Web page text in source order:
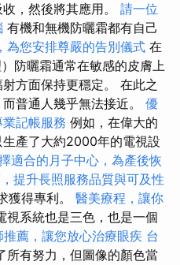
，然後將其應用。 請一位
有機和無機防曬霜都有自己
為您安排尊嚴的告別儀式 在
防曬霜通常在敏感的皮膚上
方面保持更穩定。 在此之
普通人幾乎無法接近。 優
記帳服務 例如，在偉大的
產了大約2000年的電視設
適合的月子中心，為產後恢
提升長照服務品質與可及性
得專利。 醫美療程，讓你
視系統也是三色，也是一個
薦，讓您放心治療眼疾 台
所有努力，但圖像的顏色當